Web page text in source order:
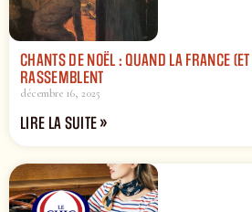
CHANTS DE NOËL : QUAND LA FRANCE (ET
RASSEMBLENT
décembre 16, 2025
LIRE LA SUITE »